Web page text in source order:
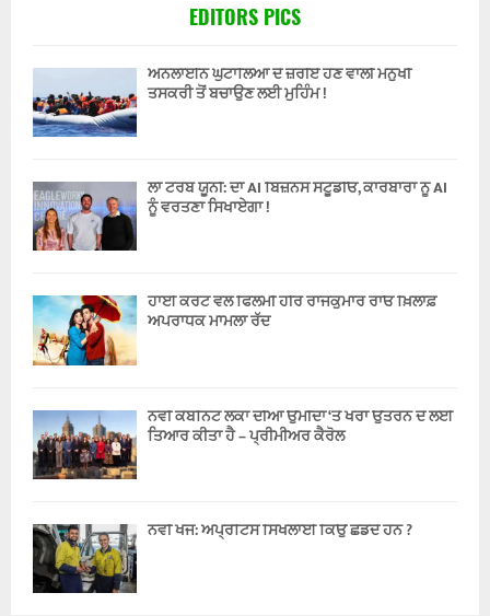
EDITORS PICS
ਔਨਲਾਈਨ ਘੁਟਾਲਿਆਂ ਦੇ ਜ਼ਰੀਏ ਹੋਣ ਵਾਲੀ ਮਨੁੱਖੀ
ਤਸਕਰੀ ਤੋਂ ਬਚਾਉਣ ਲਈ ਮੁਹਿੰਮ !
ਲਾ ਟਰੋਬ ਯੂਨੀ: ਦਾ AI ਬਿਜ਼ਨਸ ਸਟੂਡੀਓ, ਕਾਰੋਬਾਰਾਂ ਨੂੰ AI
ਨੂੰ ਵਰਤਣਾ ਸਿਖਾਏਗਾ !
ਹਾਈ ਕੋਰਟ ਵਲੋਂ ਫਿਲਮੀ ਹੀਰੋ ਰਾਜਕੁਮਾਰ ਰਾਓ ਖ਼ਿਲਾਫ਼
ਅਪਰਾਧਕ ਮਾਮਲਾ ਰੱਦ
ਨਵੀਂ ਕੈਬਨਿਟ ਲੋਕਾਂ ਦੀਆਂ ਉਮੀਦਾਂ ‘ਤੇ ਖਰਾ ਉਤਰਨ ਦੇ ਲਈ
ਤਿਆਰ ਕੀਤਾ ਹੈ – ਪ੍ਰੀਮੀਅਰ ਕੈਰੋਲ
ਨਵੀਂ ਖੋਜ: ਅਪ੍ਰੈਂਟਿਸ ਸਿਖਲਾਈ ਕਿਉਂ ਛੱਡਦੇ ਹਨ ?